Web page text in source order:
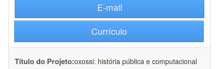
E-mail
Currículo
Título do Projeto:oxossi: história pública e computacional